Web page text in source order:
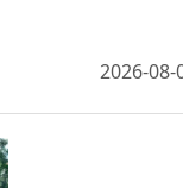
2026-08-